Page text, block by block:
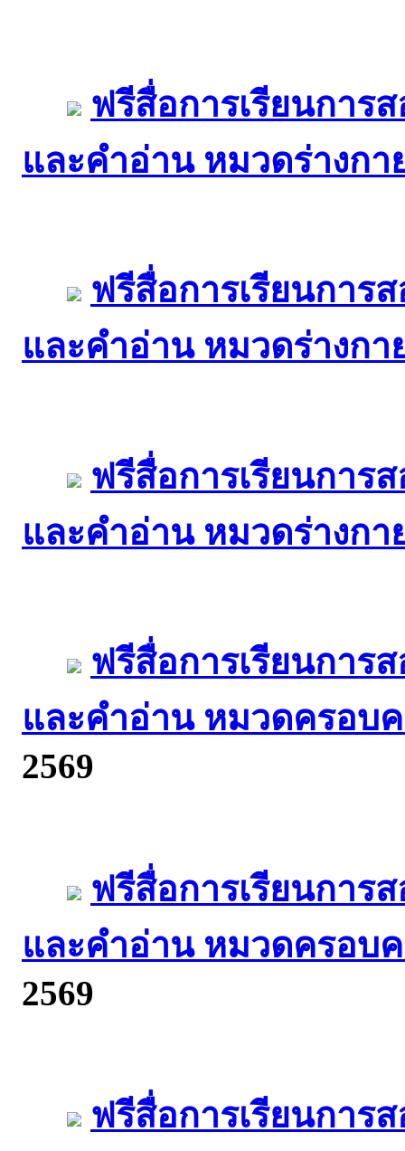
ฟรีสื่อการเรียนการ
และคำอ่าน หมวดร่างกา
ฟรีสื่อการเรียนการ
และคำอ่าน หมวดร่างกา
ฟรีสื่อการเรียนการ
และคำอ่าน หมวดร่างกา
ฟรีสื่อการเรียนการ
และคำอ่าน หมวดครอบค
2569
ฟรีสื่อการเรียนการ
และคำอ่าน หมวดครอบค
2569
ฟรีสื่อการเรียนการ